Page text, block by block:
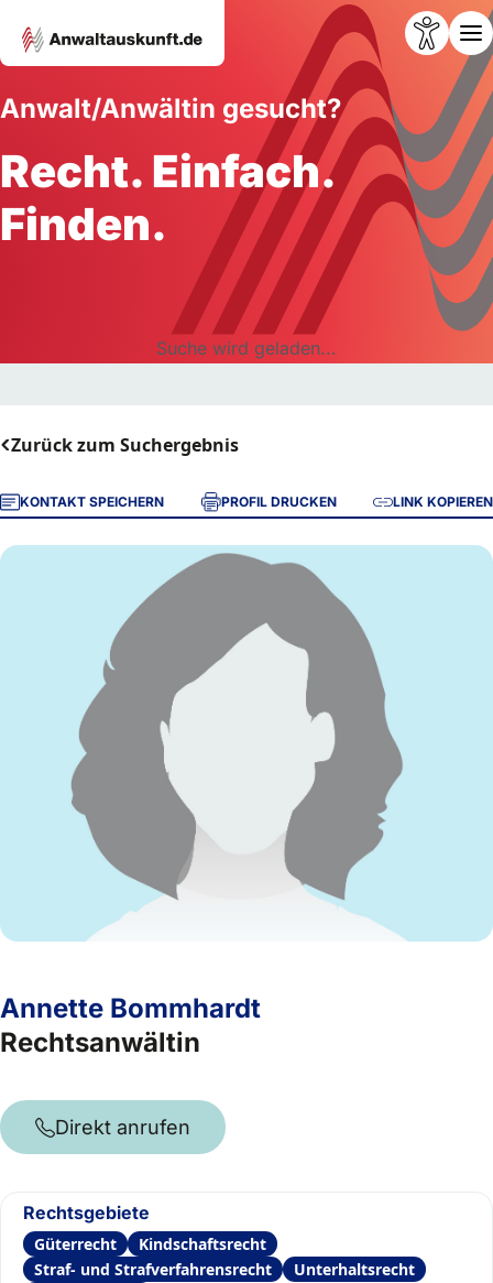
Anwalt/Anwältin gesucht?
Recht. Einfach.
Finden.
Suche wird geladen...
Zurück zum Suchergebnis
KONTAKT SPEICHERN PROFIL DRUCKEN LINK KOPIEREN
Annette Bommhardt
Rechtsanwältin
Direkt anrufen
Rechtsgebiete
Güterrecht
Kindschaftsrecht
Straf- und Strafverfahrensrecht
Unterhaltsrecht